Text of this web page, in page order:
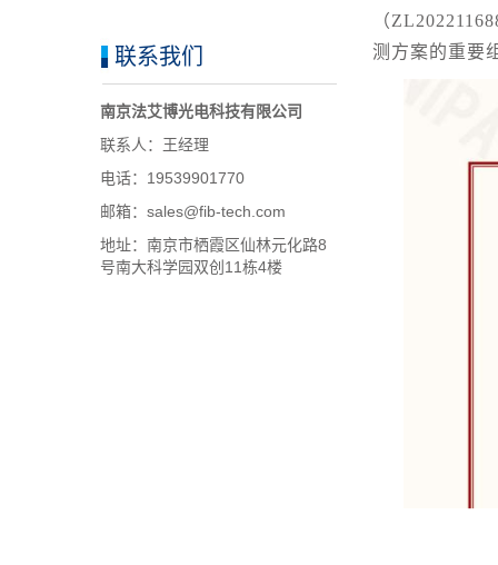
（
测方案的重要
联系我们
南京法艾博光电科技有限公司
联系人：王经理
电话：19539901770
邮箱：sales@fib-tech.com
地址：南京市栖霞区仙林元化路8
号南大科学园双创11栋4楼